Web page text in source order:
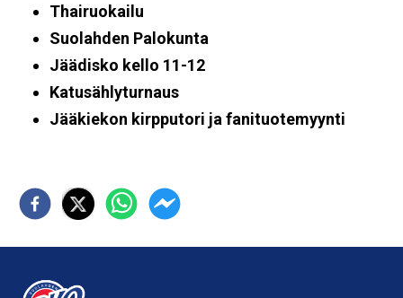
Thairuokailu
Suolahden Palokunta
Jäädisko kello 11-12
Katusählyturnaus
Jääkiekon kirpputori ja fanituotemyynti